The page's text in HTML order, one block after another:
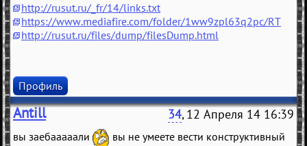
http://rusut.ru/_fr/14/links.txt
https://www.mediafire.com/folder/1ww9zpl63q2pc/RT
http://rusut.ru/files/dump/filesDump.html
Профиль
Antill 34, 12 Апреля 14 16:39
вы заебааааали
вы не умеете вести конструктивный